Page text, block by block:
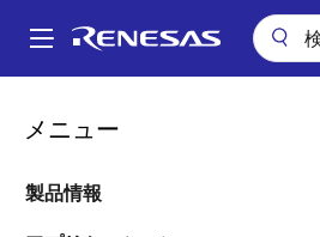
ン
Main
メニュー
製品情報
パ
ン
く
電子機器におけるUSBポートの増設需要
電子機器におけ